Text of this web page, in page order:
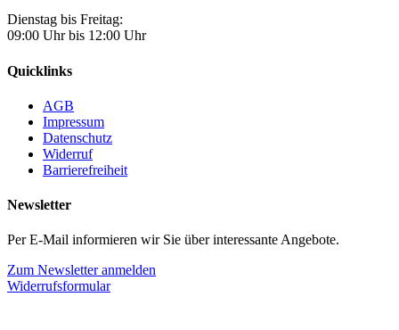
Dienstag bis Freitag:
09:00 Uhr bis 12:00 Uhr
Quicklinks
AGB
Impressum
Datenschutz
Widerruf
Barrierefreiheit
Newsletter
Per E-Mail informieren wir Sie über interessante Angebote.
Zum Newsletter anmelden
Widerrufsformular